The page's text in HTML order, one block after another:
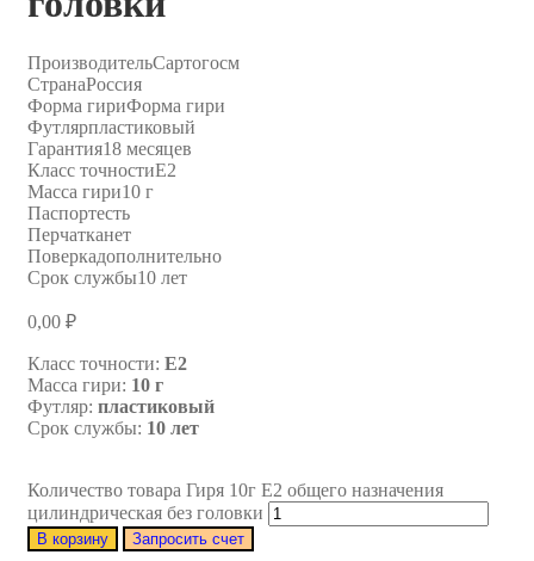
ПроизводительСартогосм
СтранаРоссия
Форма гириФорма гири
Футлярпластиковый
Гарантия18 месяцев
Класс точностиE2
Масса гири10 г
Паспортесть
Перчатканет
Поверкадополнительно
Срок службы10 лет
0,00 ₽
Класс точности: E2
Масса гири: 10 г
Футляр: пластиковый
Срок службы: 10 лет
Количество товара Гиря 10г E2 общего назначения
цилиндрическая без головки
В корзину Запросить счет